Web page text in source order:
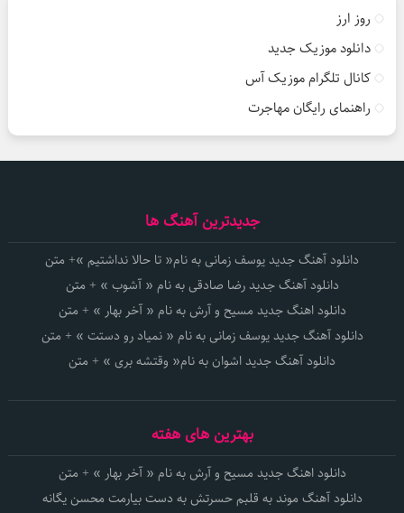
روز ارز
دانلود موزیک جدید
کانال تلگرام موزیک آس
راهنمای رایگان مهاجرت
جدیدترین آهنگ ها
دانلود آهنگ جدید یوسف زمانی به نام« تا حالا نداشتیم »+ متن
دانلود آهنگ جدید رضا صادقی به نام « آشوب » + متن
دانلود اهنگ جدید مسیح و آرش به نام « آخر بهار » + متن
دانلود آهنگ جدید یوسف زمانی به نام « نمیاد رو دستت » + متن
دانلود آهنگ جدید اشوان به نام« وقتشه بری » + متن
بهترین های هفته
دانلود اهنگ جدید مسیح و آرش به نام « آخر بهار » + متن
دانلود آهنگ موند به قلبم حسرتش به دست بیارمت محسن یگانه